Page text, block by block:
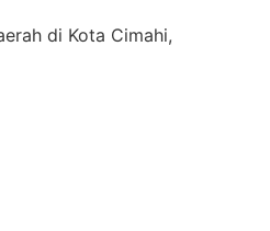
di Kota Cimahi,